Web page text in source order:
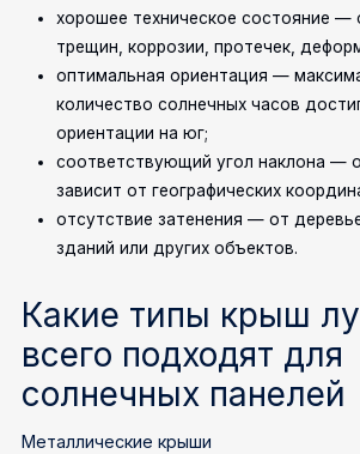
хорошее техническое состояние —
трещин, коррозии, протечек,
оптимальная ориентация —
количество солнечных часов
ориентации на юг;
соответствующий угол наклона —
зависит от географических
отсутствие затенения — от
зданий или других объектов.
Какие типы крыш
всего подходят для
солнечных панелей
Металлические крыши